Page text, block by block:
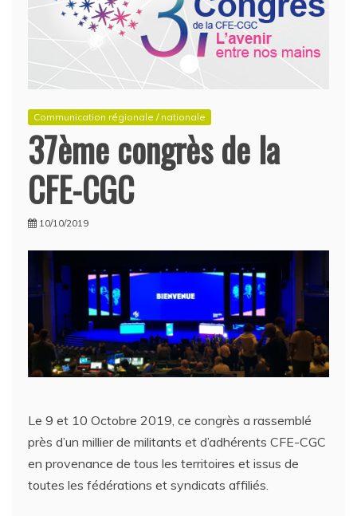
Communication régionale / nationale
37ème congrès de la
CFE-CGC
10/10/2019
Le 9 et 10 Octobre 2019, ce congrès a rassemblé
près d’un millier de militants et d’adhérents CFE-CGC
en provenance de tous les territoires et issus de
toutes les fédérations et syndicats affiliés.